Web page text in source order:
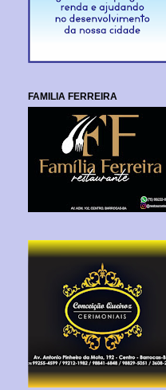
FAMILIA FERREIRA